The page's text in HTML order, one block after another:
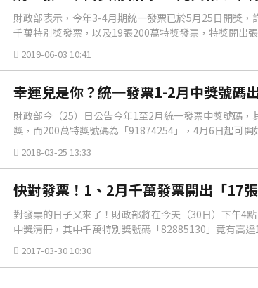
財政部表示，今年3-4月期統一發票已於5月25日開獎
千萬特別獎發票，以及19張200萬特獎發票，特獎開出
2019-06-03 10:41
幸運兒是你？統一發票1-2月中獎號碼
財政部今（25）日公告今年1至2月統一發票中獎號碼
獎，而200萬特獎號碼為「91874254」，4月6日起可開
2018-03-25 13:33
快對發票！1、2月千萬發票開出「17
對發票的日子又來了！財政部將在今天（30日）下午4
中獎清冊，其中千萬特別獎號碼「82885130」竟有高
2017-03-30 10:30